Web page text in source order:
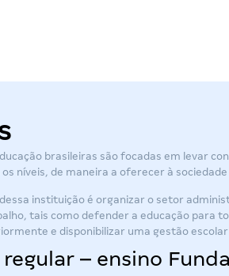
brasileiras são focadas em levar
níveis, de maneira a oferecer à
instituição é organizar o setor
tais como defender a educação para
e disponibilizar uma gestão
regular – ensino